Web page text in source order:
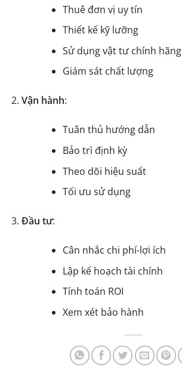
Thuê đơn vị uy tín
Thiết kế kỹ lưỡng
Sử dụng vật tư chính hãng
Giám sát chất lượng
Vận hành:
Tuân thủ hướng dẫn
Bảo trì định kỳ
Theo dõi hiệu suất
Tối ưu sử dụng
Đầu tư:
Cân nhắc chi phí-lợi ích
Lập kế hoạch tài chính
Tính toán ROI
Xem xét bảo hành